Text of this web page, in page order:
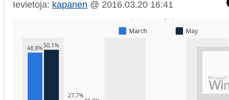
Ievietoja: kapanen @ 2016.03.20 16:41